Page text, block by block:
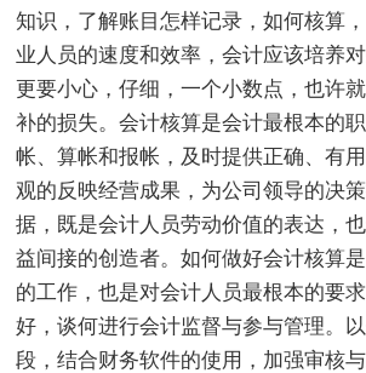
知识，了解账目怎样记录，如何核算
业人员的速度和效率，会计应该培养
更要小心，仔细，一个小数点，也许
补的损失。会计核算是会计最根本的
帐、算帐和报帐，及时提供正确、有
观的反映经营成果，为公司领导的决
据，既是会计人员劳动价值的表达，
益间接的创造者。如何做好会计核算
的工作，也是对会计人员最根本的要
好，谈何进行会计监督与参与管理。
段，结合财务软件的使用，加强审核